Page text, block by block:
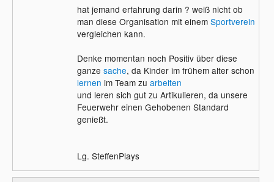
hat jemand erfahrung darin ? weiß nicht ob
man diese Organisation mit einem Sportverein
vergleichen kann.
Denke momentan noch Positiv über diese
ganze sache, da Kinder im frühem alter schon
lernen im Team zu arbeiten
und leren sich gut zu Artikulieren, da unsere
Feuerwehr einen Gehobenen Standard
genießt.
Lg. SteffenPlays